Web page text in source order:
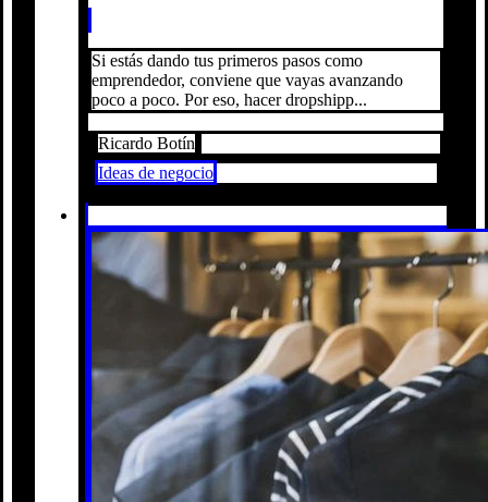
Si estás dando tus primeros pasos como
emprendedor, conviene que vayas avanzando
poco a poco. Por eso, hacer dropshipp...
Ricardo Botín
Ideas de negocio